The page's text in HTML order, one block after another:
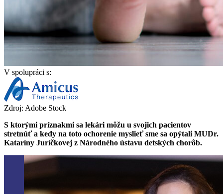
V spolupráci s:
Zdroj: Adobe Stock
S ktorými príznakmi sa lekári môžu u svojich pacientov
stretnúť a kedy na toto ochorenie myslieť sme sa opýtali MUDr.
Kataríny Juríčkovej z Národného ústavu detských chorôb.